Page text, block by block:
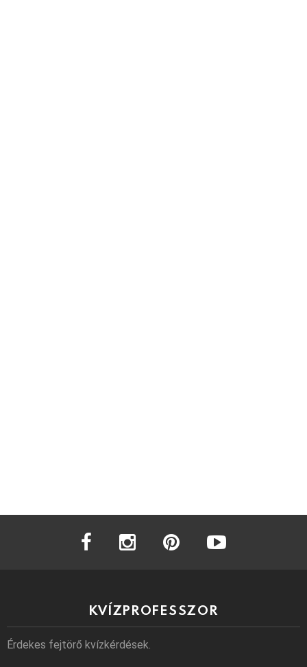
facebook instagram
KVÍZPROFESSZOR
Érdekes fejtörő kvízkérdések.